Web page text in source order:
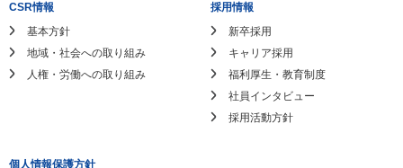
CSR情報
基本方針
地域・社会への取り組み
人権・労働への取り組み
採用情報
新卒採用
キャリア採用
福利厚生・教育制度
社員インタビュー
採用活動方針
個人情報保護方針